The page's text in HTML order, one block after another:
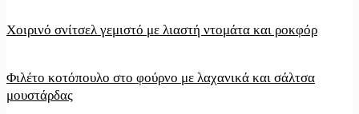
Χοιρινό σνίτσελ γεμιστό με λιαστή ντομάτα και ροκφόρ
Φιλέτο κοτόπουλο στο φούρνο με λαχανικά και σάλτσα
μουστάρδας